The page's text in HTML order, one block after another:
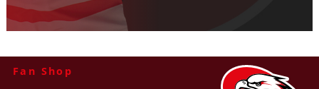
Fan Shop